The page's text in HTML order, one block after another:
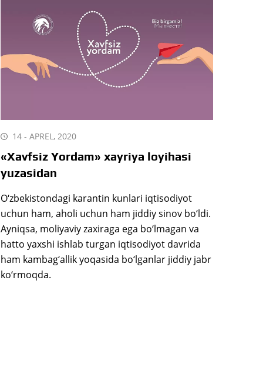
14 - APREL, 2020
«Xavfsiz Yordam» xayriya loyihasi
yuzasidan
O‘zbekistondagi karantin kunlari iqtisodiyot
uchun ham, aholi uchun ham jiddiy sinov bo‘ldi.
Ayniqsa, moliyaviy zaxiraga ega bo‘lmagan va
hatto yaxshi ishlab turgan iqtisodiyot davrida
ham kambag‘allik yoqasida bo‘lganlar jiddiy jabr
ko‘rmoqda.